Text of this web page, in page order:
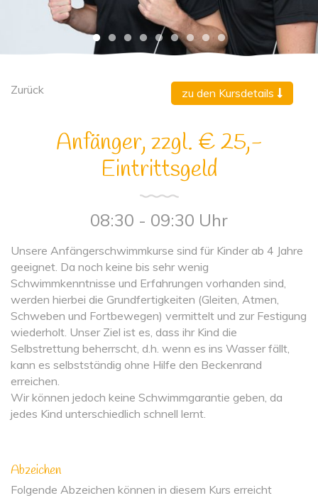
Zurück zu den Kursdetails
Anfänger, zzgl. € 25,-
Eintrittsgeld
08:30 - 09:30 Uhr
Unsere Anfängerschwimmkurse sind für Kinder ab 4 Jahre
geeignet. Da noch keine bis sehr wenig
Schwimmkenntnisse und Erfahrungen vorhanden sind,
werden hierbei die Grundfertigkeiten (Gleiten, Atmen,
Schweben und Fortbewegen) vermittelt und zur Festigung
wiederholt. Unser Ziel ist es, dass ihr Kind die
Selbstrettung beherrscht, d.h. wenn es ins Wasser fällt,
kann es selbstständig ohne Hilfe den Beckenrand
erreichen.
Wir können jedoch keine Schwimmgarantie geben, da
jedes Kind unterschiedlich schnell lernt.
Abzeichen
Folgende Abzeichen können in diesem Kurs erreicht